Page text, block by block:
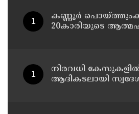
കണ്ണൂർ
20കാരിയുടെ
നിരവധി
ആദികടലായി